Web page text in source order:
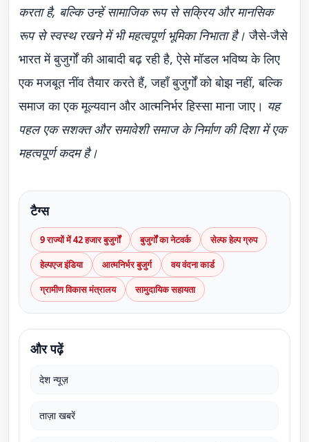
करता है, बल्कि उन्हें सामाजिक रूप से सक्रिय और मानसिक
रूप से स्वस्थ रखने में भी महत्वपूर्ण भूमिका निभाता है। जैसे-जैसे
भारत में बुजुर्गों की आबादी बढ़ रही है, ऐसे मॉडल भविष्य के लिए
एक मजबूत नींव तैयार करते हैं, जहाँ बुजुर्गों को बोझ नहीं, बल्कि
समाज का एक मूल्यवान और आत्मनिर्भर हिस्सा माना जाए। यह
पहल एक सशक्त और समावेशी समाज के निर्माण की दिशा में एक
महत्वपूर्ण कदम है।
टैग्स
9 राज्यों में 42 हजार बुजुर्गों बुजुर्गों का नेटवर्क
सेल्फ हेल्प ग्रुप
हेल्पएज इंडिया
आत्मनिर्भर बुजुर्ग
वय वंदना कार्ड
ग्रामीण विकास मंत्रालय
सामुदायिक सहायता
और पढ़ें
देश न्यूज़
ताज़ा खबरें